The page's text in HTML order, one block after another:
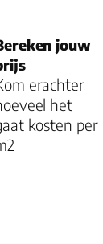
jouw
erachter
het
kosten per